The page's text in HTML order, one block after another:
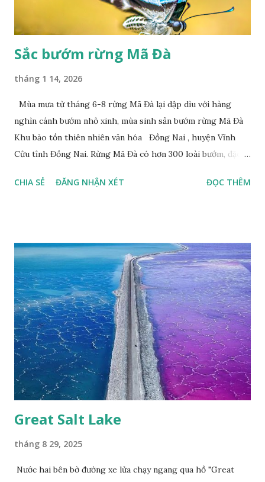
Sắc bướm rừng Mã Đà
tháng 1 14, 2026
Mùa mưa từ tháng 6-8 rừng Mã Đà lại dập dìu với hàng
nghìn cánh bướm nhỏ xinh, mùa sinh sản bướm rừng Mã Đà
Khu bảo tồn thiên nhiên văn hóa Đồng Nai , huyện Vĩnh
Cửu tỉnh Đồng Nai. Rừng Mã Đà có hơn 300 loài bướm, đặc
đuôi trắng (Lamproptera curius) đặc trưng là cái đuôi dài
Happy Việt Nam 2024 Vietnam.vn
CHIA SẺ ĐĂNG NHẬN XÉT ĐỌC THÊM
Great Salt Lake
tháng 8 29, 2025
Nước hai bên bờ đường xe lửa chạy ngang qua hồ "Great